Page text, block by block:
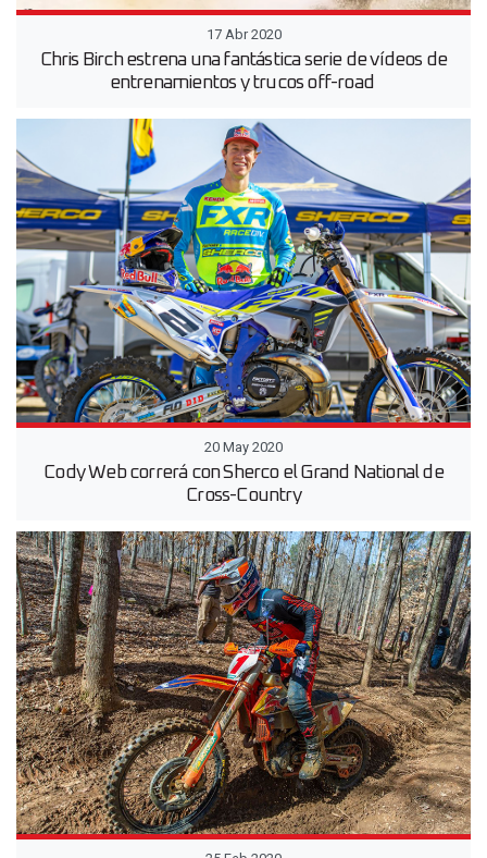
17 Abr 2020
Chris Birch estrena una fantástica serie de vídeos de
entrenamientos y trucos off-road
20 May 2020
Cody Web correrá con Sherco el Grand National de
Cross-Country